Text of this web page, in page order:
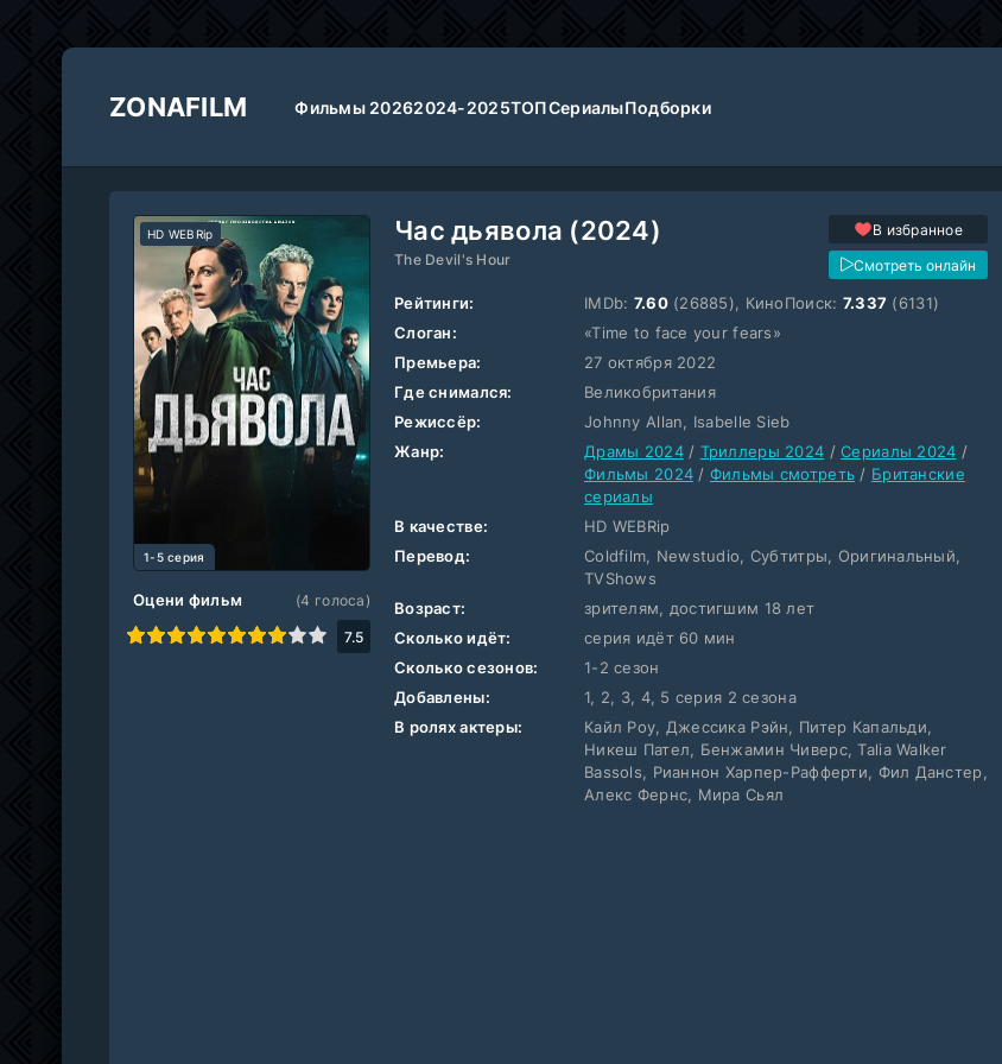
ZONAFILM Фильмы 20262024-2025ТОПСериалыПодборки
Час дьявола (2024)
The Devil's Hour
В избранное
Смотреть онлайн
HD WEBRip
1-5 серия
Оцени фильм
7 8 9 10
(4 голоса)
7.5
Рейтинги: IMDb: 7.60(26885), КиноПоиск: 7.337 (6131)
Слоган:
«Time to face your fears»
Премьера:
27 октября 2022
Где снимался:
Великобритания
Режиссёр:
Johnny Allan, Isabelle Sieb
Жанр:
Драмы 2024/ Триллеры 2024 /Сериалы 2024 /
Фильмы 2024 / Фильмы смотреть / Британские
сериалы
В качестве:
HD WEBRip
Перевод:
Coldfilm, Newstudio, Субтитры, Оригинальный,
TVShows
Возраст:
зрителям, достигшим 18 лет
Сколько идёт:
серия идёт 60 мин
Сколько сезонов:
1-2 сезон
Добавлены:
1, 2, 3, 4, 5 серия 2 сезона
В ролях актеры:
Кайл Роу, Джессика Рэйн, Питер Капальди,
Никеш Пател, Бенжамин Чиверс, Talia Walker
Bassols, Рианнон Харпер-Рафферти, Фил Данстер,
Алекс Фернс, Мира Сьял